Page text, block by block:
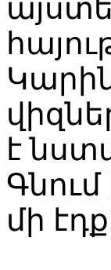
է
Գնում
մի